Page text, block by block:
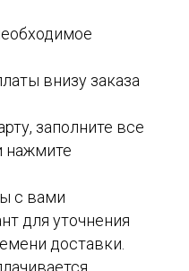
внизу заказа
заполните все
нажмите
с вами
для уточнения
доставки.